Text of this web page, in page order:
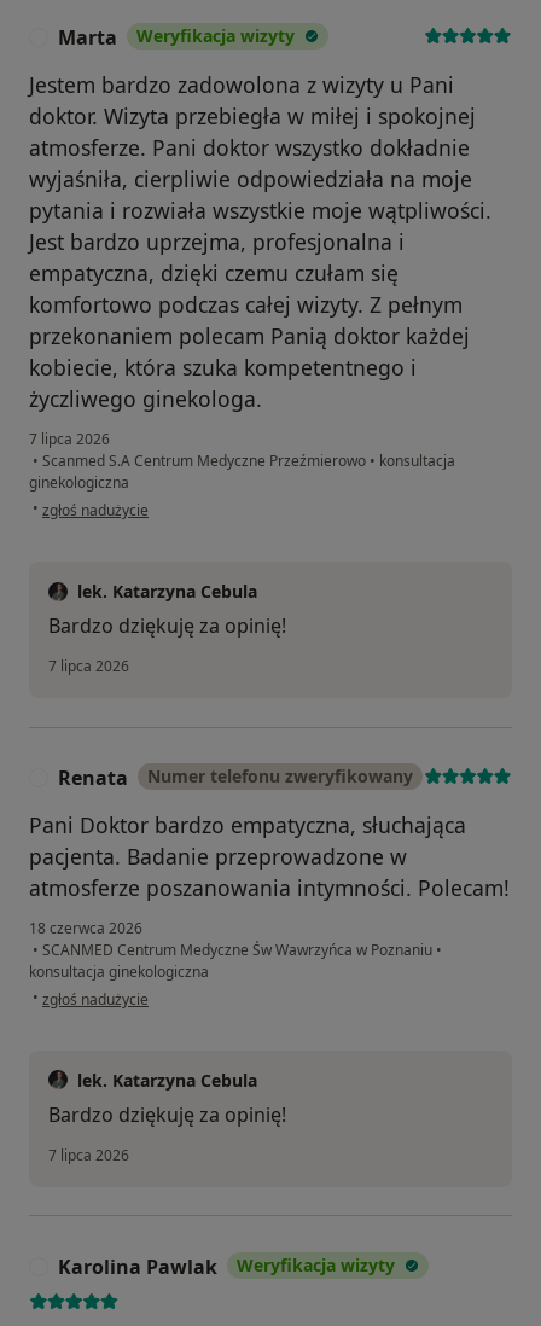
Marta Weryfikacja wizyty
Jestem bardzo zadowolona z wizyty u Pani
doktor. Wizyta przebiegła w miłej i spokojnej
atmosferze. Pani doktor wszystko dokładnie
wyjaśniła, cierpliwie odpowiedziała na moje
pytania i rozwiała wszystkie moje wątpliwości.
Jest bardzo uprzejma, profesjonalna i
empatyczna, dzięki czemu czułam się
komfortowo podczas całej wizyty. Z pełnym
przekonaniem polecam Panią doktor każdej
kobiecie, która szuka kompetentnego i
życzliwego ginekologa.
7 lipca 2026
• Scanmed S.A Centrum Medyczne Przeźmierowo • konsultacja
ginekologiczna
• w opinii użytkownika Marta
zgłoś nadużycie
lek. Katarzyna Cebula
Bardzo dziękuję za opinię!
7 lipca 2026
Renata Numer telefonu zweryfikowany
Pani Doktor bardzo empatyczna, słuchająca
pacjenta. Badanie przeprowadzone w
atmosferze poszanowania intymności. Polecam!
18 czerwca 2026
• SCANMED Centrum Medyczne Św Wawrzyńca w Poznaniu •
konsultacja ginekologiczna
• w opinii użytkownika Renata
zgłoś nadużycie
lek. Katarzyna Cebula
Bardzo dziękuję za opinię!
7 lipca 2026
Karolina Pawlak Weryfikacja wizyty